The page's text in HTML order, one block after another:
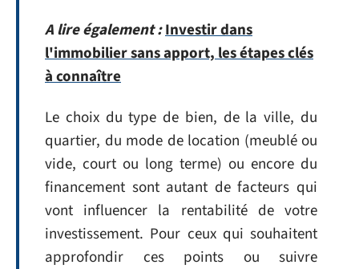
A lire également :Investir dans
l'immobilier sans apport, les étapes clés
à connaître
Le choix du type de bien, de la ville, du
quartier, du mode de location (meublé ou
vide, court ou long terme) ou encore du
financement sont autant de facteurs qui
vont influencer la rentabilité de votre
investissement. Pour ceux qui souhaitent
approfondir ces points ou suivre